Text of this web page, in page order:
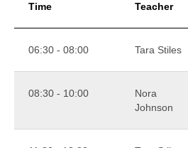
Time Teacher
06:30 - 08:00 Tara Stiles
08:30 - 10:00
Nora
Johnson